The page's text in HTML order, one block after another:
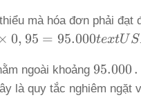
mà hóa đơn phải đạt
× 0, 95 = 95.000textUS
ngoài khoảng 95.000
\ldots
95.000
là quy tắc nghiêm ngặt